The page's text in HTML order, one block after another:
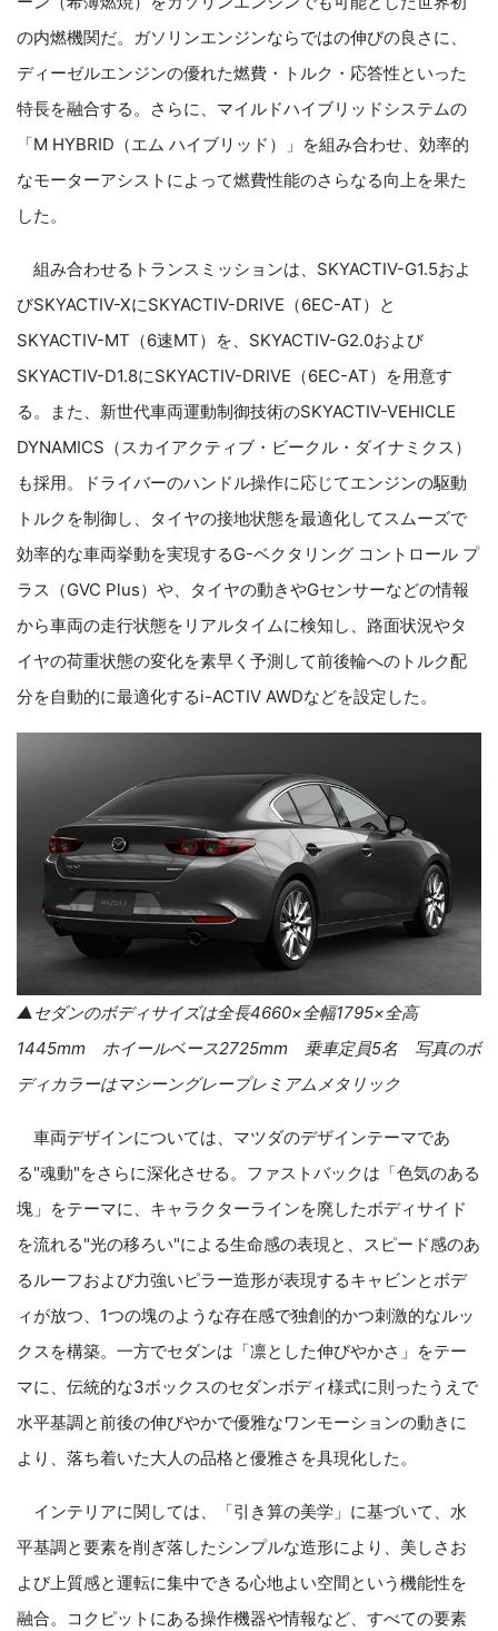
の内燃機関だ。ガソリンエンジンならではの伸びの良さに、
ディーゼルエンジンの優れた燃費・トルク・応答性といった
特長を融合する。さらに、マイルドハイブリッドシステムの
「M HYBRID （エム ハイブリッド）」を組み合わせ、効率的
なモーターアシストによって燃費性能のさらなる向上を果た
した。
組み合わせるトランスミッションは、 SKYACTIV-G1.5およ
びSKYACTIV-XにSKYACTIV-DRIVE （6EC-AT）と
SKYACTIV-MT （6速MT）を、 SKYACTIV-G2.0および
SKYACTIV-D1.8にSKYACTIV-DRIVE （6EC-AT）を用意す
る。また、新世代車両運動制御技術のSKYACTIV-VEHICLE
DYNAMICS （スカイアクティブ・ビークル・ダイナミクス）
も採用。ドライバーのハンドル操作に応じてエンジンの駆動
トルクを制御し、タイヤの接地状態を最適化してスムーズで
効率的な車両挙動を実現するG-ベクタリング コントロール プ
ラス（GVC Plus）や、タイヤの動きやGセンサーなどの情報
から車両の走行状態をリアルタイムに検知し、路面状況やタ
イヤの荷重状態の変化を素早く予測して前後輪へのトルク配
分を自動的に最適化するi-ACTIV AWDなどを設定した。
▲セダンのボディサイズは全長4660×全幅1795×全高
1445mm ホイールベース2725mm 乗車定員5名 写真のボ
ディカラーはマシーングレープレミアムメタリック
車両デザインについては、マツダのデザインテーマであ
る"魂動"をさらに深化させる。ファストバックは「色気のある
塊」をテーマに、キャラクターラインを廃したボディサイド
を流れる"光の移ろい"による生命感の表現と、スピード感のあ
るルーフおよび力強いピラー造形が表現するキャビンとボデ
ィが放つ、 1つの塊のような存在感で独創的かつ刺激的なルッ
クスを構築。一方でセダンは「凛とした伸びやかさ」をテー
マに、伝統的な3ボックスのセダンボディ様式に則ったうえで
水平基調と前後の伸びやかで優雅なワンモーションの動きに
より、落ち着いた大人の品格と優雅さを具現化した。
インテリアに関しては、「引き算の美学」に基づいて、水
平基調と要素を削ぎ落したシンプルな造形により、美しさお
よび上質感と運転に集中できる心地よい空間という機能性を
融合。コクピットにある操作機器や情報など、すべての要素